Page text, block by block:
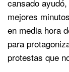
cansado
mejores
en media hora
para
protestas que